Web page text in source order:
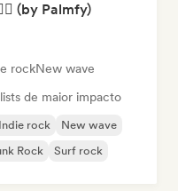
(by Palmfy)
rockNew wave
de maior impacto
Indie rock
New wave
Rock Surf rock